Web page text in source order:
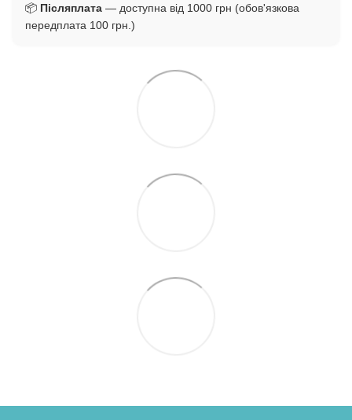
📦 Післяплата — доступна від 1000 грн (обов'язкова
передплата 100 грн.)